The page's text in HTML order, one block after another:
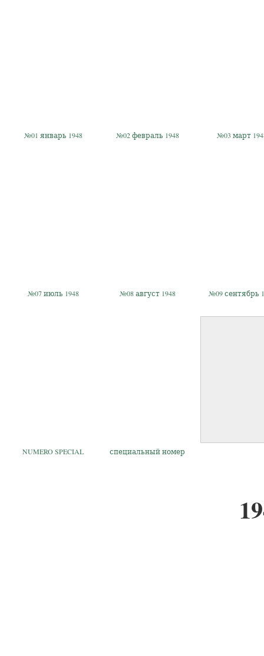
№01 январь 1948 №02 февраль 1948 №03 март
№07 июль 1948 №08 август 1948 №09 сентябрь
NUMERO SPECIAL специальный номер